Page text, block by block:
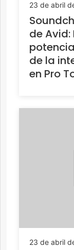
23 de abril
de
de la
en Pro
23 de abril